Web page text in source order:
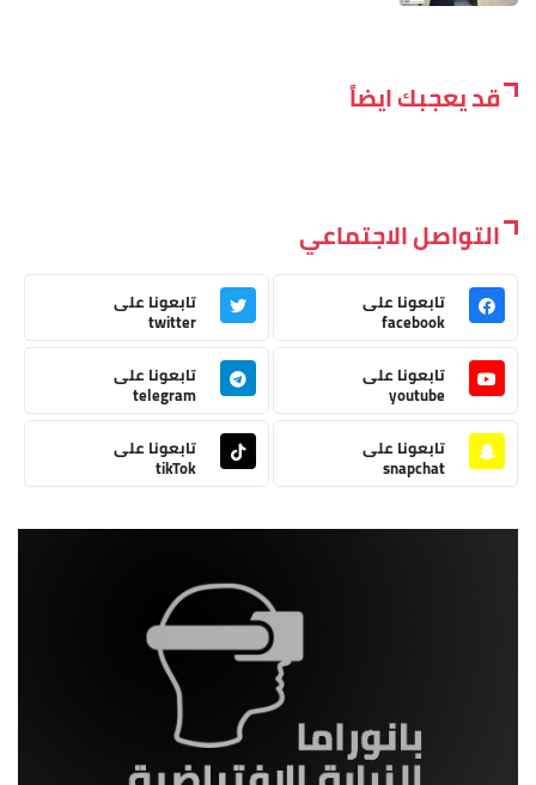
قد يعجبك ايضاً
التواصل الاجتماعي
تابعونا على
facebook
تابعونا على
twitter
تابعونا على
youtube
تابعونا على
telegram
تابعونا على
snapchat
تابعونا على
tikTok